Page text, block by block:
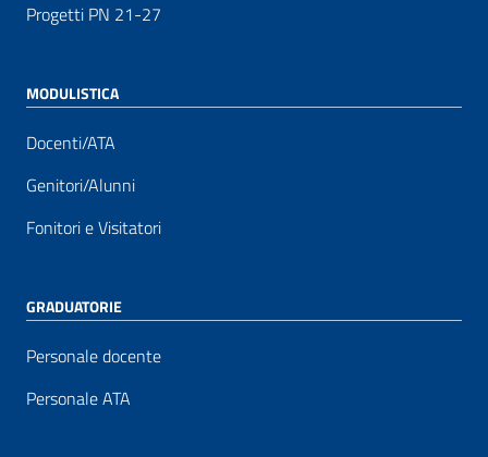
Progetti PN 21-27
MODULISTICA
Docenti/ATA
Genitori/Alunni
Fonitori e Visitatori
GRADUATORIE
Personale docente
Personale ATA